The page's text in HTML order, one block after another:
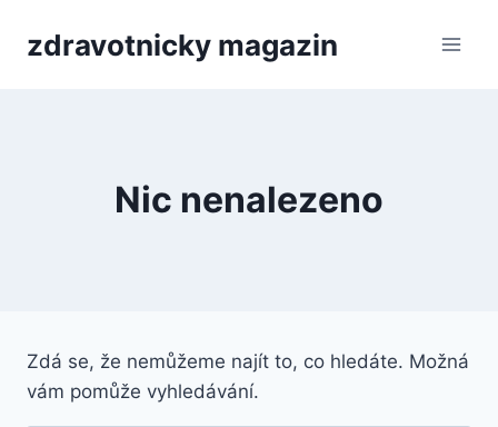
zdravotnicky magazin
Nic nenalezeno
Zdá se, že nemůžeme najít to, co hledáte. Možná
vám pomůže vyhledávání.